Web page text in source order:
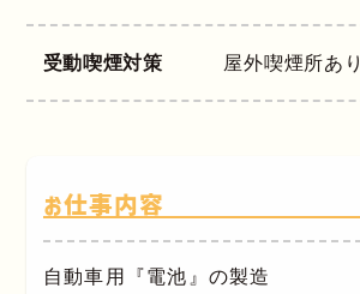
受動喫煙対策 屋外喫煙所あり
お仕事内容
自動車用『電池』の製造